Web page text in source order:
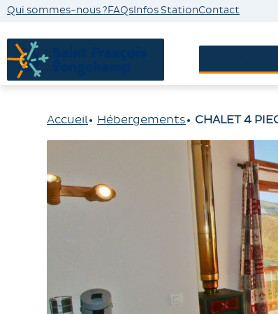
Qui sommes-nous ?FAQsInfos StationContact
Accueil Hébergements CHALET 4